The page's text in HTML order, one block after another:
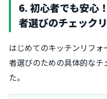
6. 初心者でも安心
者選びのチェック
はじめてのキッチンリフ
者選びのための具体的な
た。